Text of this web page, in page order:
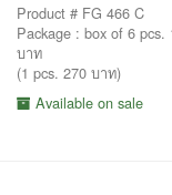
Product # FG 466 C
Package : box of 6 pcs.
บาท
(1 pcs. 270 บาท)
Available on sale